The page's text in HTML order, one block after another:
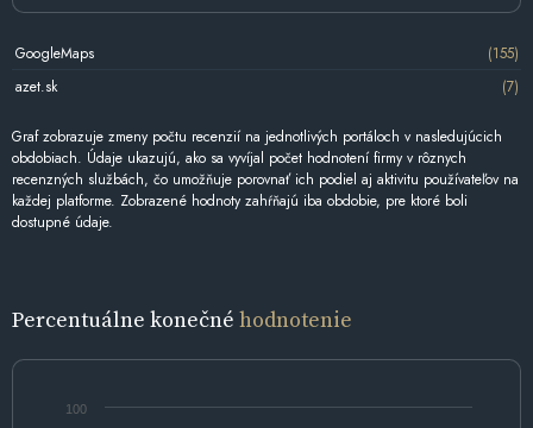
GoogleMaps
(155)
azet.sk
(7)
Graf zobrazuje zmeny počtu recenzií na jednotlivých portáloch v nasledujúcich
obdobiach. Údaje ukazujú, ako sa vyvíjal počet hodnotení firmy v rôznych
recenzných službách, čo umožňuje porovnať ich podiel aj aktivitu používateľov na
každej platforme. Zobrazené hodnoty zahŕňajú iba obdobie, pre ktoré boli
dostupné údaje.
Percentuálne konečné hodnotenie
100